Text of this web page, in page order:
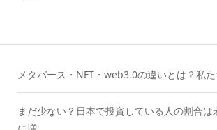
メタバース・NFT・web3.0の違いとは？私
まだ少ない？日本で投資している人の割合は